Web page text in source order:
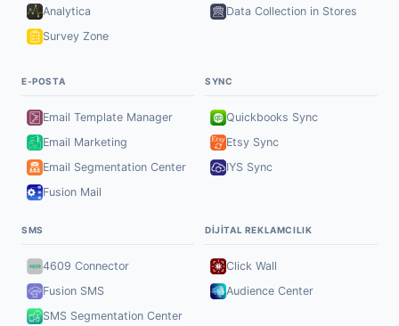
Analytica
Survey Zone
Data Collection in Stores
E-POSTA
Email Template Manager
Email Marketing
Email Segmentation Center
Fusion Mail
SYNC
Quickbooks Sync
Etsy Sync
IYS Sync
SMS
4609 Connector
Fusion SMS
SMS Segmentation Center
DIJITAL REKLAMCILIK
Click Wall
Audience Center